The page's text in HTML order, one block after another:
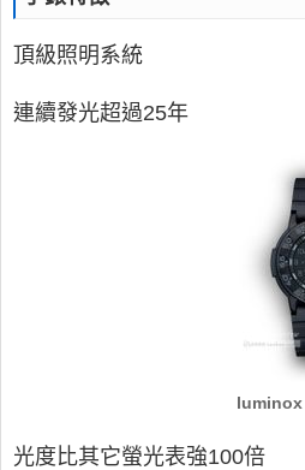
頂級照明系統
連續發光超過25年
luminox
光度比其它螢光表強100倍